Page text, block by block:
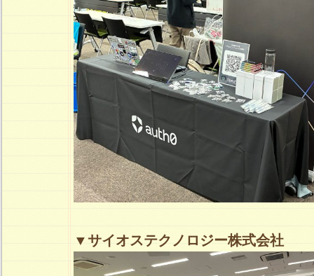
▼サイオステクノロジー株式会社